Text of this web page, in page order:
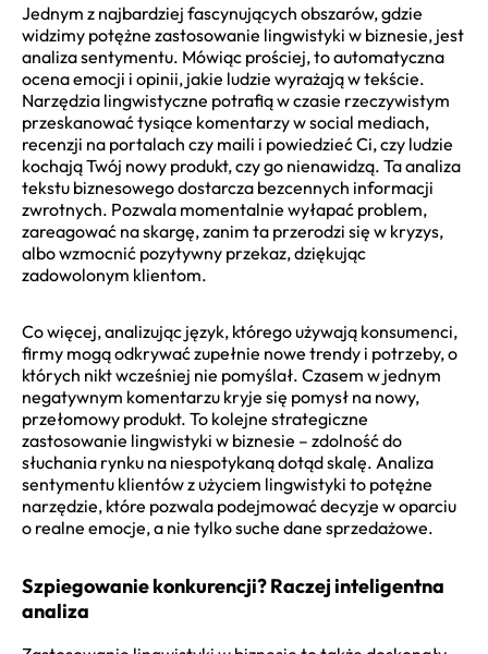
Jednym z najbardziej fascynujących obszarów, gdzie
widzimy potężne zastosowanie lingwistyki w biznesie, jest
analiza sentymentu. Mówiąc prościej, to automatyczna
ocena emocji i opinii, jakie ludzie wyrażają w tekście.
Narzędzia lingwistyczne potrafią w czasie rzeczywistym
przeskanować tysiące komentarzy w social mediach,
recenzji na portalach czy maili i powiedzieć Ci, czy ludzie
kochają Twój nowy produkt, czy go nienawidzą. Ta analiza
tekstu biznesowego dostarcza bezcennych informacji
zwrotnych. Pozwala momentalnie wyłapać problem,
zareagować na skargę, zanim ta przerodzi się w kryzys,
albo wzmocnić pozytywny przekaz, dziękując
zadowolonym klientom.
Co więcej, analizując język, którego używają konsumenci,
firmy mogą odkrywać zupełnie nowe trendy i potrzeby, o
których nikt wcześniej nie pomyślał. Czasem w jednym
negatywnym komentarzu kryje się pomysł na nowy,
przełomowy produkt. To kolejne strategiczne
zastosowanie lingwistyki w biznesie – zdolność do
słuchania rynku na niespotykaną dotąd skalę. Analiza
sentymentu klientów z użyciem lingwistyki to potężne
narzędzie, które pozwala podejmować decyzje w oparciu
o realne emocje, a nie tylko suche dane sprzedażowe.
Szpiegowanie konkurencji? Raczej inteligentna
analiza